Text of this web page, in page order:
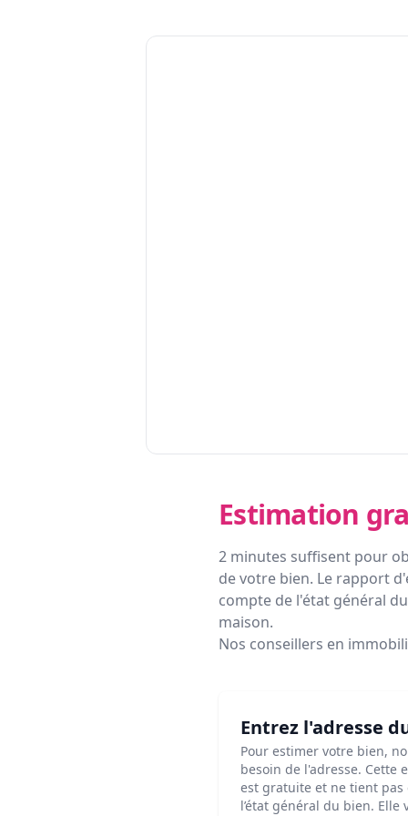
Estimation
2 minutes suffisent pour
de votre bien. Le rapport
compte de l'état général
maison.
Nos conseillers en
Entrez l'adresse
Pour estimer votre bien,
besoin de l'adresse. Cette
est gratuite et ne tient pas
l’état général du bien. Elle